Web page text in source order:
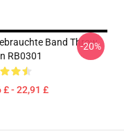
Band Throw
RB0301
£ - 22,91 £
-20%